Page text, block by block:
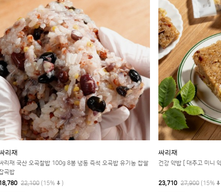
리재
리재 국산 오곡찰밥 100g 8봉 냉동 즉석 오곡밥 유기농 찹쌀
곡밥
22,100 (15% )
싸리재
건강 약밥 [ 대추고 미니
23,710 27,900 (15%